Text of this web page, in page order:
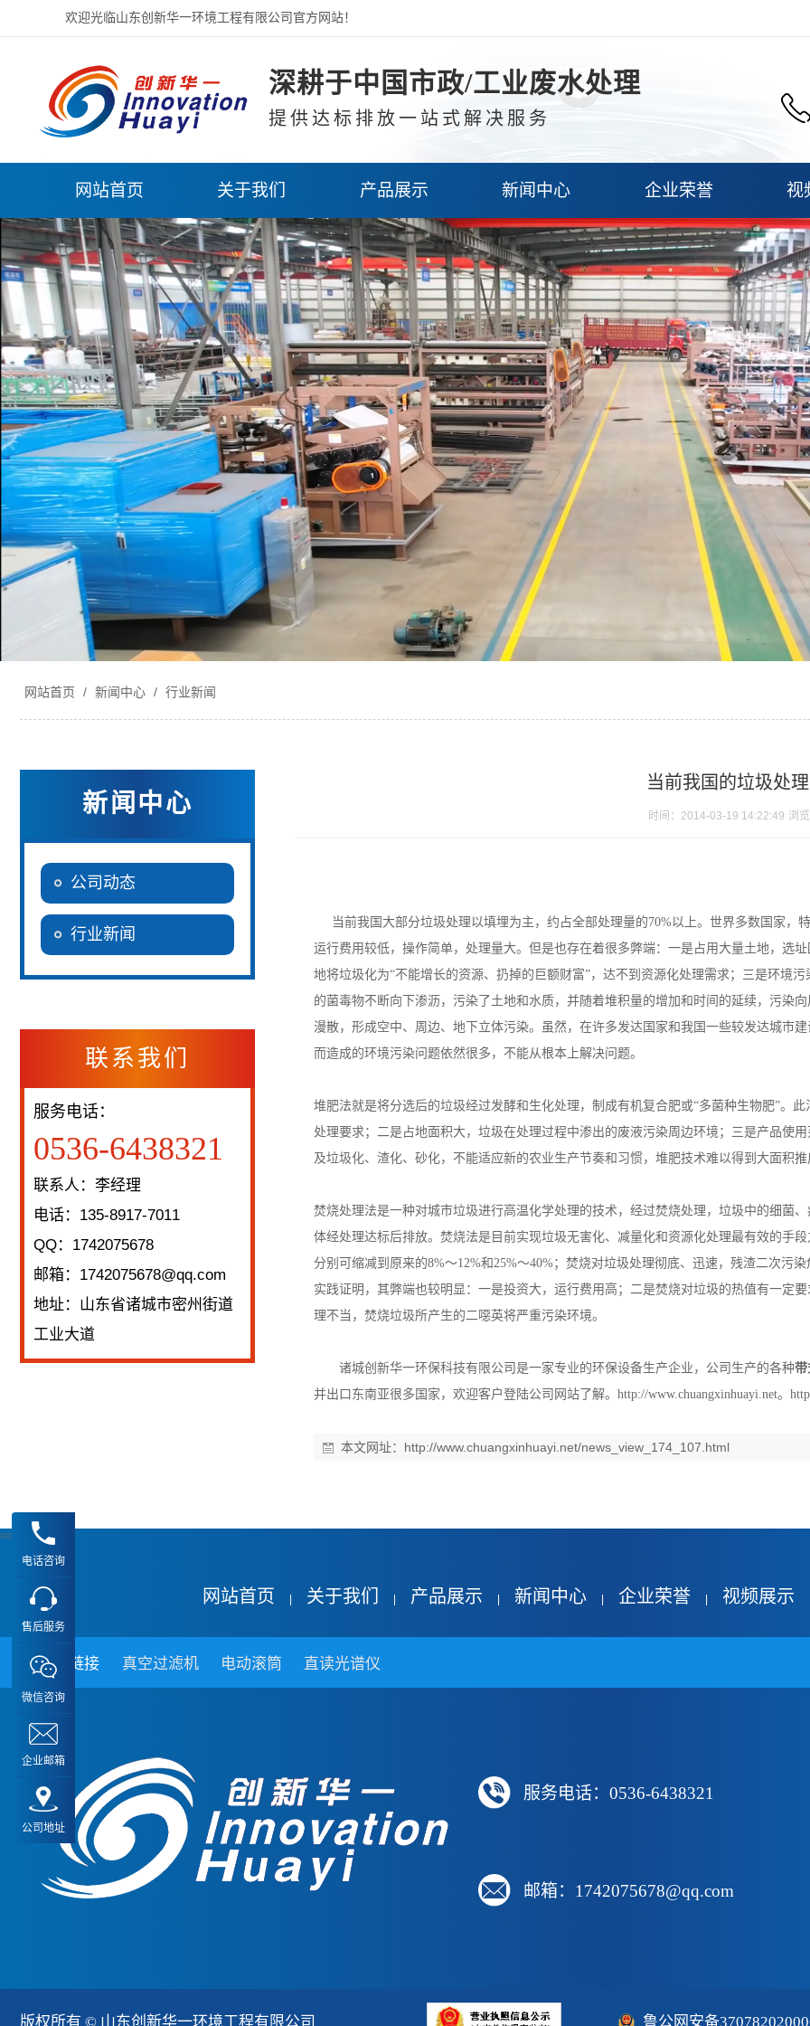
欢迎光临山东创新华一环境工程有限公司官方网站！
深耕于中国市政/工业废水处理
提供达标排放一站式解决服务
网站首页 关于我们 产品展示 新闻中心 企业荣誉 视
网站首页 / 新闻中心 / 行业新闻
新闻中心
公司动态
行业新闻
联系我们
服务电话：
0536-6438321
联系人：李经理
电话：135-8917-7011
QQ：1742075678
邮箱：1742075678@qq.com
地址：山东省诸城市密州街道
工业大道
当前我国的垃圾处
时间：2014-03-19 14:22:49 浏
当前我国大部分垃圾处理以填埋为主，约占全部处理量的70%以上。世界多数国家，
运行费用较低，操作简单，处理量大。但是也存在着很多弊端：一是占用大量土地，选
地将垃圾化为“不能增长的资源、扔掉的巨额财富”，达不到资源化处理需求；三是环境
的菌毒物不断向下渗沥，污染了土地和水质，并随着堆积量的增加和时间的延续，污染
漫散，形成空中、周边、地下立体污染。虽然，在许多发达国家和我国一些较发达城市
而造成的环境污染问题依然很多，不能从根本上解决问题。
堆肥法就是将分选后的垃圾经过发酵和生化处理，制成有机复合肥或“多菌种生物肥”。
处理要求；二是占地面积大，垃圾在处理过程中渗出的废液污染周边环境；三是产品使
及垃圾化、渣化、砂化，不能适应新的农业生产节奏和习惯，堆肥技术难以得到大面积推
焚烧处理法是一种对城市垃圾进行高温化学处理的技术，经过焚烧处理，垃圾中的细菌
体经处理达标后排放。焚烧法是目前实现垃圾无害化、减量化和资源化处理最有效的手
分别可缩减到原来的8%～12%和25%～40%；焚烧对垃圾处理彻底、迅速，残渣二次污
实践证明，其弊端也较明显：一是投资大，运行费用高；二是焚烧对垃圾的热值有一定
理不当，焚烧垃圾所产生的二噁英将严重污染环境。
诸城创新华一环保科技有限公司是一家专业的环保设备生产企业，公司生产的各种带
并出口东南亚很多国家，欢迎客户登陆公司网站了解。 http://www.chuangxinhuayi.net。
本文网址： http://www.chuangxinhuayi.net/news_view_174_107.html
电话咨询
售后服务
微信咨询
企业邮箱
公司地址
xuz
网站首页 关于我们 产品展示 新闻中心 企业荣誉 视频展示
友情链接 真空过滤机 电动滚筒 直读光谱仪
服务电话：0536-6438321
邮箱：1742075678@qq.com
版权所有 © 山东创新华一环境工程有限公司 鲁公网安备